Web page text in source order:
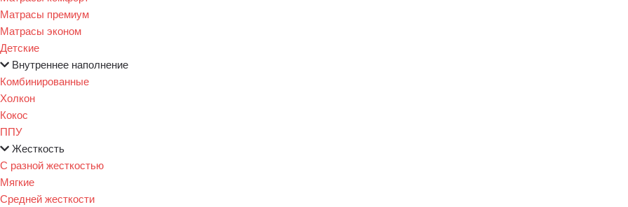
Матрасы премиум
Матрасы эконом
Детские
Внутреннее наполнение
Комбинированные
Холкон
Кокос
ППУ
Жесткость
С разной жесткостью
Мягкие
Средней жесткости